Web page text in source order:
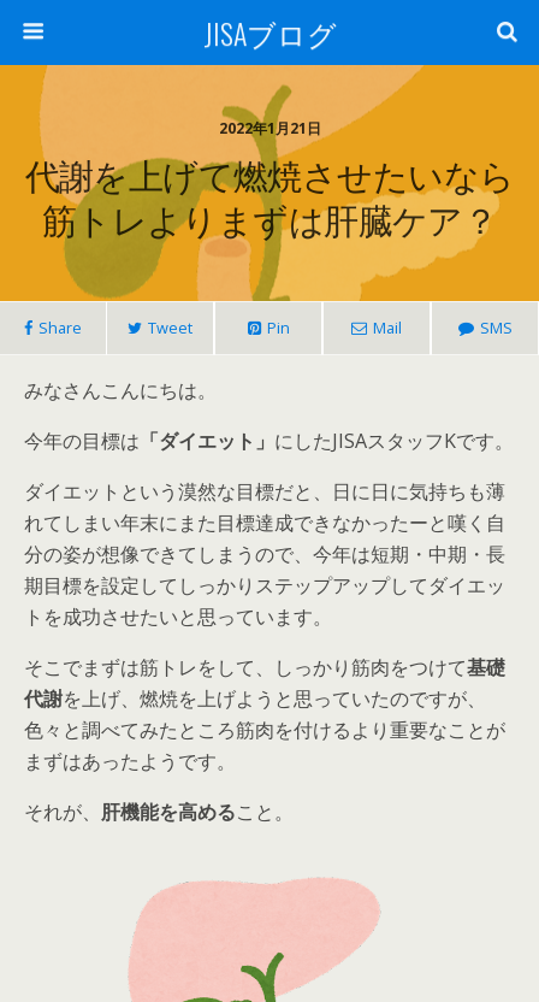
JISAブログ
2022年1月21日
代謝を上げて燃焼させたいなら
筋トレよりまずは肝臓ケア？
Share Tweet Pin Mail SMS
みなさんこんにちは。
今年の目標は 「ダイエット」 にしたJISAスタッフKです。
ダイエットという漠然な目標だと、日に日に気持ちも薄
れてしまい年末にまた目標達成できなかったーと嘆く自
分の姿が想像できてしまうので、今年は短期・中期・長
期目標を設定してしっかりステップアップしてダイエッ
トを成功させたいと思っています。
そこでまずは筋トレをして、しっかり筋肉をつけて基礎
代謝を上げ、燃焼を上げようと思っていたのですが、
色々と調べてみたところ筋肉を付けるより重要なことが
まずはあったようです。
それが、 肝機能を高めること。